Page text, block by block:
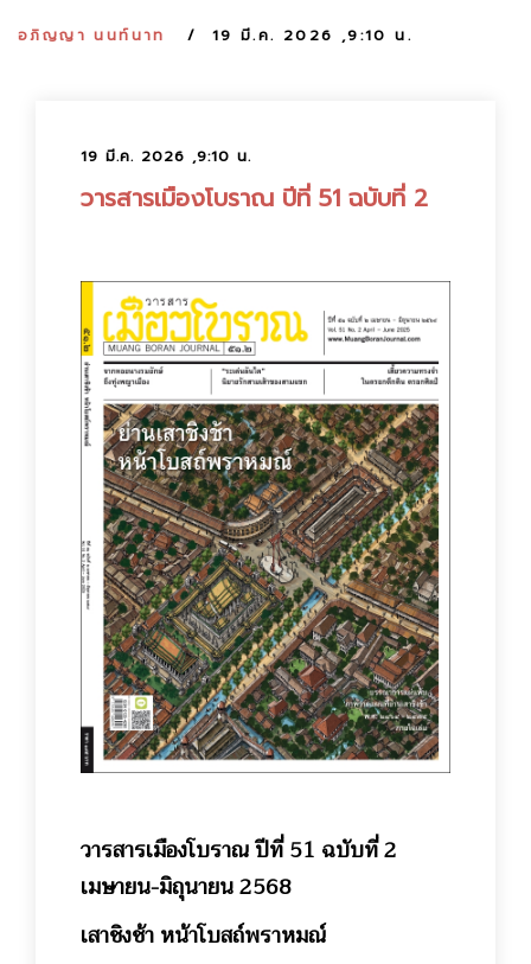
อภิญญา นนท์นาท 19 มี.ค. 2026 ,9:10 น.
19 มี.ค. 2026 ,9:10 น.
วารสารเมืองโบราณ ปีที่ 51 ฉบับที่ 2
วารสารเมืองโบราณ ปีที่51 ฉบับที่ 2
เมษายน-มิถุนายน2568
เสาชิงช้า หน้าโบสถ์พราหมณ์